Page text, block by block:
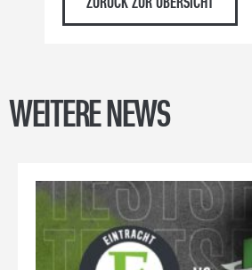
WEITERE NEWS